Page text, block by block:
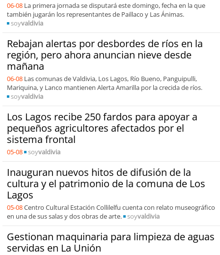
06-08 La primera jornada se disputará este domingo, fecha en la que
también jugarán los representantes de Paillaco y Las Ánimas.
soyvaldivia
Rebajan alertas por desbordes de ríos en la
región, pero ahora anuncian nieve desde
mañana
06-08 Las comunas de Valdivia, Los Lagos, Río Bueno, Panguipulli,
Mariquina, y Lanco mantienen Alerta Amarilla por la crecida de ríos.
soyvaldivia
Los Lagos recibe 250 fardos para apoyar a
pequeños agricultores afectados por el
sistema frontal
05-08 soyvaldivia
Inauguran nuevos hitos de difusión de la
cultura y el patrimonio de la comuna de Los
Lagos
05-08Centro Cultural Estación Collilelfu cuenta con relato museográfico
en una de sus salas y dos obras de arte.
soyvaldivia
Gestionan maquinaria para limpieza de aguas
servidas en La Unión